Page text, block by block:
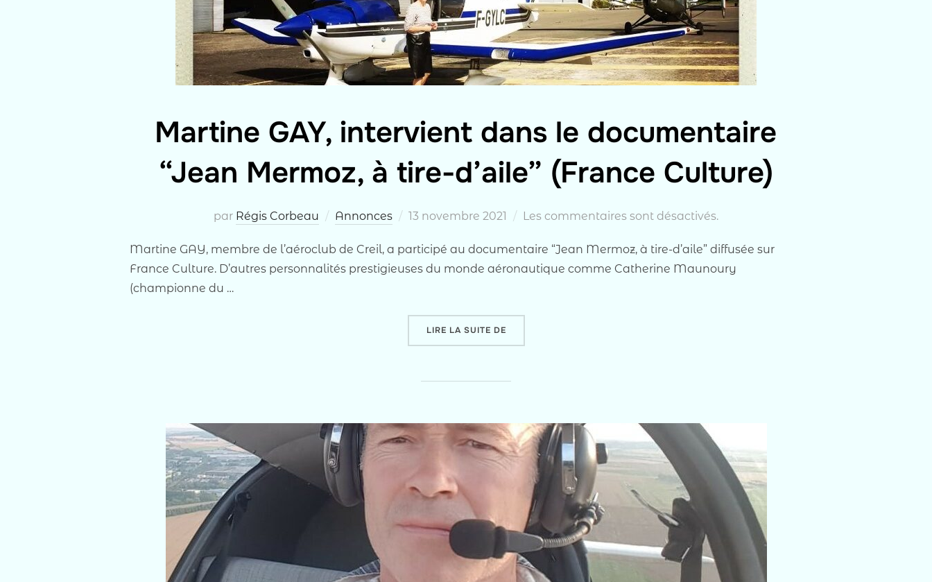
Martine GAY, intervient dans le documentaire
“Jean Mermoz, à tire-d’aile” (France Culture)
par Régis Corbeau Annonces
Publié
13 novembre 2021 Les commentaires sont désactivés.
Martine GAY, membre de l’aéroclub de Creil, a participé au documentaire “Jean Mermoz, à tire-d’aile” diffusée sur
France Culture. D’autres personnalités prestigieuses du monde aéronautique comme Catherine Maunoury
(championne du …
LIRE LA SUITE DE« MARTINE GAY, INTERVIENT DANS LE DOCUMENTAIRE “JEAN MERMOZ, À TIRE-D’AILE”